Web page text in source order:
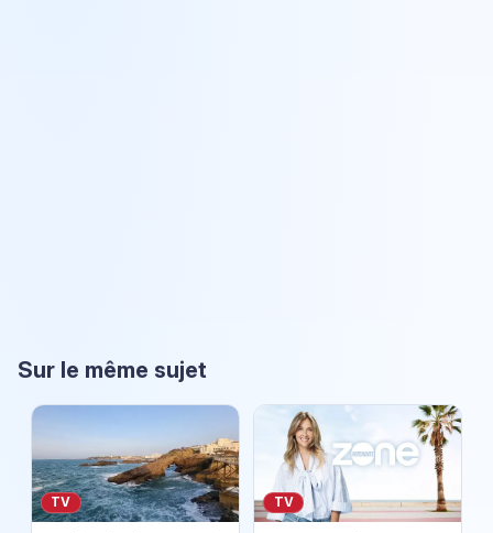
Sur le même sujet
TV TV